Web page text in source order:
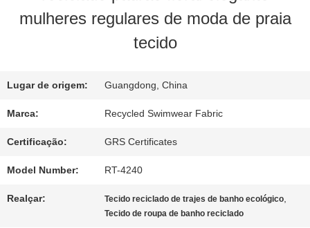
NÓS
DA
FÁBRICA
CONTROLE
DA
mulheres regulares de moda de praia
tecido
Lugar de origem: Guangdong, China
Marca: Recycled Swimwear Fabric
Certificação: GRS Certificates
Model Number: RT-4240
Realçar: Tecido reciclado de trajes de banho ecológico,
Tecido de roupa de banho reciclado